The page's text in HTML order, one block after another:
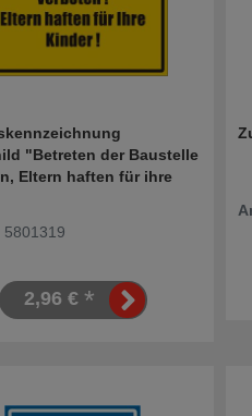
"Betreten der Baustelle
Eltern haften für ihre
5801319
2,96 € *